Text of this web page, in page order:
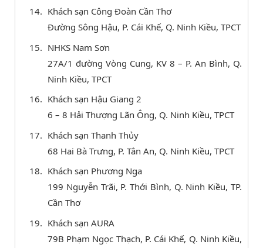
Khách sạn Công Đoàn Cần Thơ
Đường Sông Hậu, P. Cái Khế, Q. Ninh Kiều, TPCT
NHKS Nam Sơn
27A/1 đường Vòng Cung, KV 8 – P. An Bình, Q.
Ninh Kiều, TPCT
Khách sạn Hậu Giang 2
6 – 8 Hải Thượng Lãn Ông, Q. Ninh Kiều, TPCT
Khách sạn Thanh Thủy
68 Hai Bà Trưng, P. Tân An, Q. Ninh Kiều, TPCT
Khách sạn Phương Nga
199 Nguyễn Trãi, P. Thới Bình, Q. Ninh Kiều, TP.
Cần Thơ
Khách sạn AURA
79B Phạm Ngọc Thạch, P. Cái Khế, Q. Ninh Kiều,